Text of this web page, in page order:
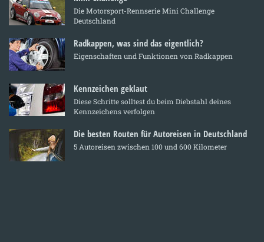
Die Motorsport-Rennserie Mini Challenge
Deutschland
Radkappen, was sind das eigentlich?
Eigenschaften und Funktionen von Radkappen
Kennzeichen geklaut
Diese Schritte solltest du beim Diebstahl deines
Kennzeichens verfolgen
Die besten Routen für Autoreisen in Deutschland
5 Autoreisen zwischen 100 und 600 Kilometer